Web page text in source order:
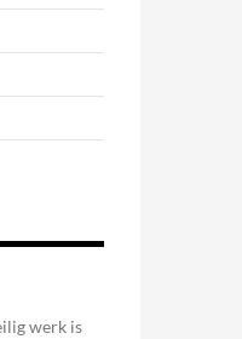
werk is